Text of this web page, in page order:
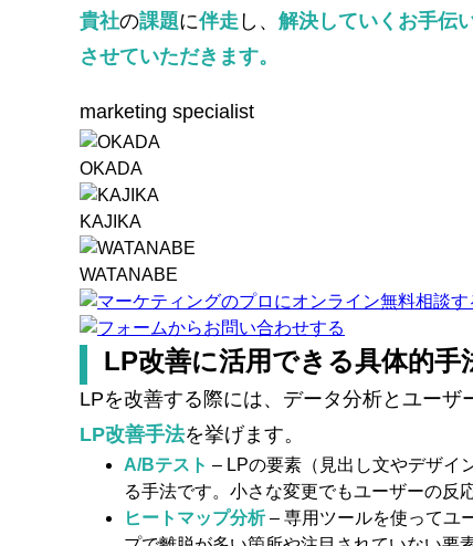
貴社の課題に伴走 し、 解決していくお手伝
させていただきます。
marketing specialist
OKADA
KAJIKA
WATANABE
LP改善に活用できる具体的手
LPを改善する際には、データ分析とユー
LP改善手法を挙げます。
A/Bテスト – LPの要素（見出し文やデザイ
る手法です。小さな変更でもユーザーの反
ヒートマップ分析– 専用ツールを使ってユ